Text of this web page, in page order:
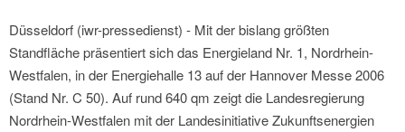
Düsseldorf (iwr-pressedienst) - Mit der bislang größten
Standfläche präsentiert sich das Energieland Nr. 1, Nordrhein-
Westfalen, in der Energiehalle 13 auf der Hannover Messe 2006
(Stand Nr. C 50). Auf rund 640 qm zeigt die Landesregierung
Nordrhein-Westfalen mit der Landesinitiative Zukunftsenergien